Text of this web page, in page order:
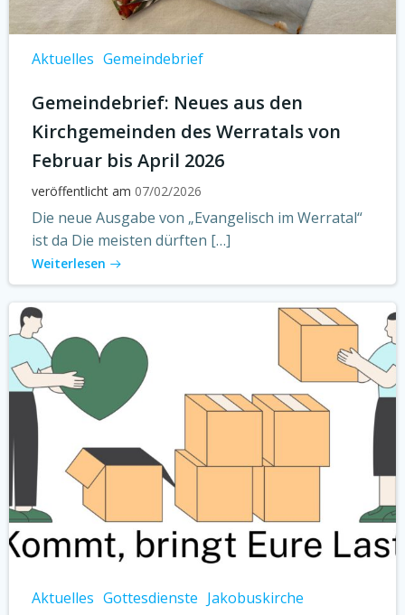
Aktuelles Gemeindebrief
Gemeindebrief: Neues aus den
Kirchgemeinden des Werratals von
Februar bis April 2026
veröffentlicht am 07/02/2026
Die neue Ausgabe von „Evangelisch im Werratal“
ist da Die meisten dürften […]
Weiterlesen
Aktuelles Gottesdienste Jakobuskirche